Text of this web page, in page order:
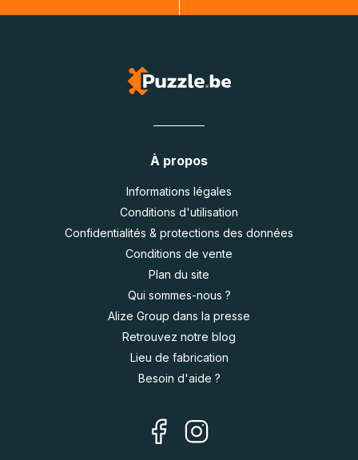
À propos
Informations légales
Conditions d'utilisation
Confidentialités & protections des données
Conditions de vente
Plan du site
Qui sommes-nous ?
Alize Group dans la presse
Retrouvez notre blog
Lieu de fabrication
Besoin d'aide ?